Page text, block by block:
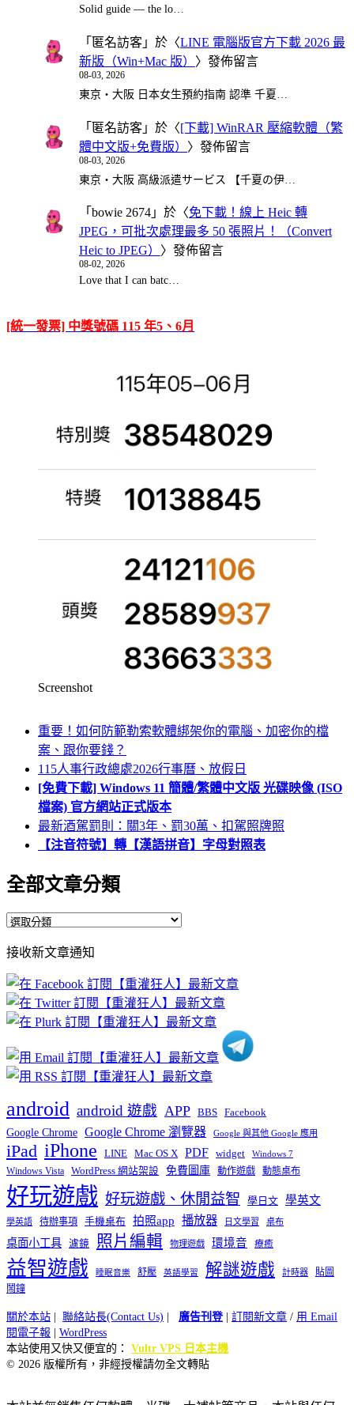
Solid guide — the lo…
「 匿名訪客 」於〈LINE 電腦版官方下載 2026 最
新版（Win+Mac 版） 〉發佈留言
08-03, 2026
東京・大阪 日本女生預約指南 認準 千夏…
「 匿名訪客 」於〈[下載] WinRAR 壓縮軟體（繁
體中文版+免費版） 〉發佈留言
08-03, 2026
東京・大阪 高級派遣サービス 【千夏の伊…
「 bowie 2674 」於〈免下載！線上 Heic 轉
JPEG，可批次處理最多 50 張照片！（Convert
Heic to JPEG） 〉發佈留言
08-02, 2026
Love that I can batc…
[統一發票] 中獎號碼 115 年5、6月
Screenshot
重要！如何防範勒索軟體綁架你的電腦、加密你的檔
案、跟你要錢？
115人事行政總處2026行事曆、放假日
[免費下載] Windows 11 簡體/繁體中文版 光碟映像 (ISO
檔案) 官方網站正式版本
最新酒駕罰則：關3年、罰30萬、扣駕照牌照
【注音符號】轉【漢語拼音】字母對照表
全部文章分類
全
文
章
分
類
接收新文章通知
android android 遊戲 APP BBS Facebook
Google Chrome Google Chrome 瀏覽器 Google 與其他 Google 應用
iPad iPhone LINE Mac OS X PDF widget Windows 7
Windows Vista WordPress 網站架設 免費圖庫 動作遊戲 動態桌布
好玩遊戲 好玩遊戲、休閒益智 學日文 學英文
學英語 待辦事項 手機桌布 拍照app 播放器 日文學習 桌布
桌面小工具 濾鏡 照片編輯 物理遊戲 環境音 療癒
益智遊戲 睡眠音樂 舒壓 英語學習 解謎遊戲 計時器
貼圖
鬧鐘
關於本站 聯絡站長(Contact Us) 廣告刊登| 訂閱新文章 / 用 Email
閱電子報
WordPress
本站使用又快又便宜的： Vultr VPS 日本主機
© 2026 版權所有，非經授權請勿全文轉貼